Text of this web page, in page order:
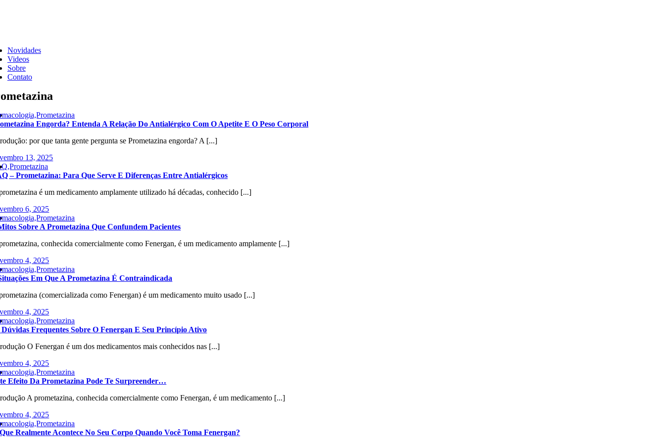
Novidades
Videos
Sobre
Contato
Engorda? Entenda A Relação Do Antialérgico Com O Apetite E O Peso Corporal
por que tanta gente pergunta se Prometazina engorda? A [...]
13, 2025
– Prometazina: Para Que Serve E Diferenças Entre Antialérgicos
é um medicamento amplamente utilizado há décadas, conhecido [...]
6, 2025
Sobre A Prometazina Que Confundem Pacientes
conhecida comercialmente como Fenergan, é um medicamento amplamente [...]
4, 2025
Em Que A Prometazina É Contraindicada
(comercializada como Fenergan) é um medicamento muito usado [...]
4, 2025
Dúvidas Frequentes Sobre O Fenergan E Seu Princípio Ativo
O Fenergan é um dos medicamentos mais conhecidos nas [...]
4, 2025
Efeito Da Prometazina Pode Te Surpreender…
A prometazina, conhecida comercialmente como Fenergan, é um medicamento [...]
4, 2025
Realmente Acontece No Seu Corpo Quando Você Toma Fenergan?